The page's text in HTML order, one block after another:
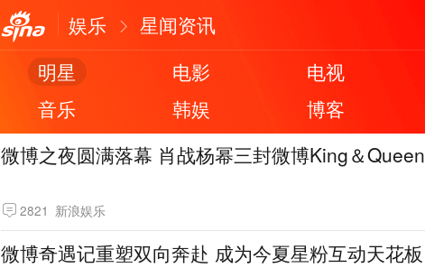
娱乐
星闻资讯
明星
电影 电视
音乐
韩娱 博客
微博之夜圆满落幕 肖战杨幂三封微博King＆Queen
2821 新浪娱乐
微博奇遇记重塑双向奔赴 成为今夏星粉互动天花板